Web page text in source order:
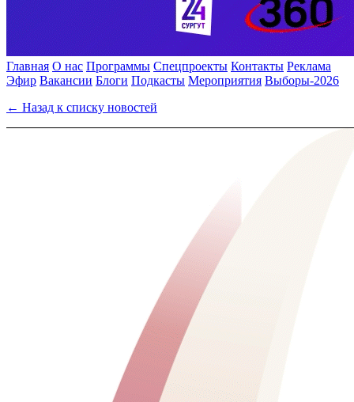
Главная О нас Программы Спецпроекты Контакты Реклама
Эфир Вакансии Блоги Подкасты Мероприятия Выборы-2026
← Назад к списку новостей